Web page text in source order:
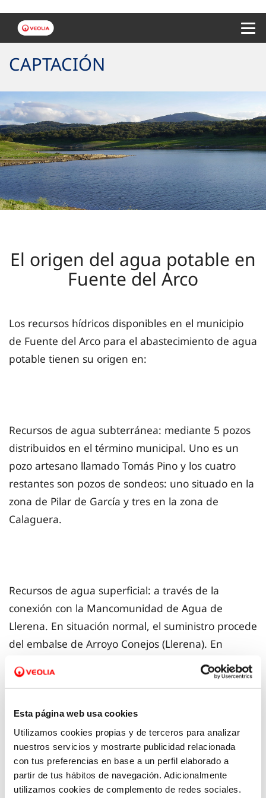
Esta página web usa cookies
Utilizamos cookies propias y de terceros para analizar
nuestros servicios y mostrarte publicidad relacionada
con tus preferencias en base a un perfil elaborado a
partir de tus hábitos de navegación. Adicionalmente
utilizamos cookies de complemento de redes sociales.
CAPTACIÓN
El origen del agua potable en
Fuente del Arco
Los recursos hídricos disponibles en el municipio
de Fuente del Arco para el abastecimiento de agua
potable tienen su origen en:
Recursos de agua subterránea: mediante 5 pozos
distribuidos en el término municipal. Uno es un
pozo artesano llamado Tomás Pino y los cuatro
restantes son pozos de sondeos: uno situado en la
zona de Pilar de García y tres en la zona de
Calaguera.
Recursos de agua superficial: a través de la
conexión con la Mancomunidad de Agua de
Llerena. En situación normal, el suministro procede
del embalse de Arroyo Conejos (Llerena). En
situación de emergencia, se conecta al embalse de
Los Molinos (Hornachos).
Recursos de agua subterránea.